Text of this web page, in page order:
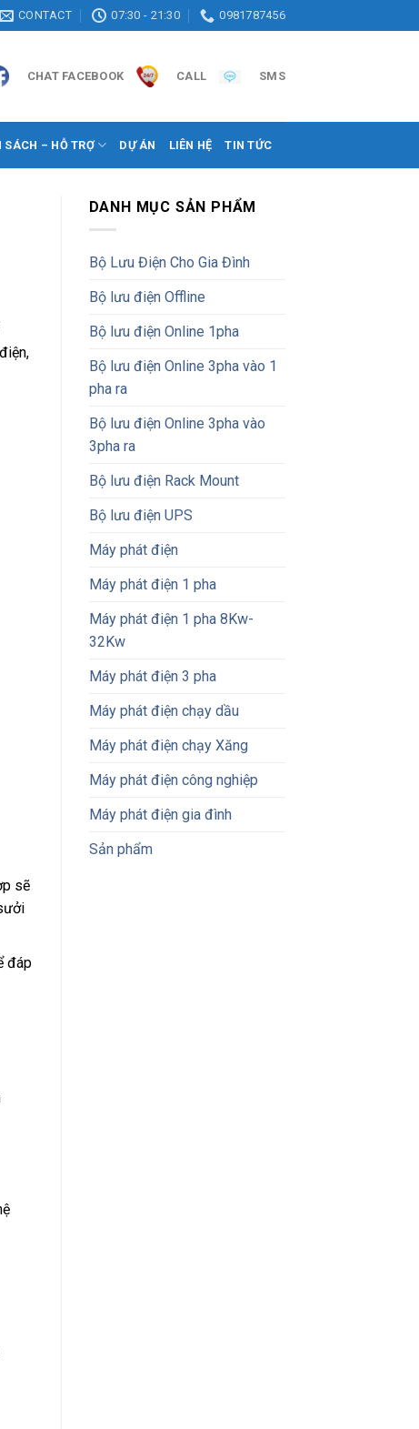
CONTACT 07:30 - 21:30 0981787456
CHAT FACEBOOK CALL SMS
SÁCH – HỖ TRỢ DỰ ÁN LIÊN HỆ TIN TỨC
sẽ
đáp
DANH MỤC SẢN PHẨM
Bộ Lưu Điện Cho Gia Đình
Bộ lưu điện Offline
Bộ lưu điện Online 1pha
Bộ lưu điện Online 3pha vào 1
pha ra
Bộ lưu điện Online 3pha vào
3pha ra
Bộ lưu điện Rack Mount
Bộ lưu điện UPS
Máy phát điện
Máy phát điện 1 pha
Máy phát điện 1 pha 8Kw-
32Kw
Máy phát điện 3 pha
Máy phát điện chạy dầu
Máy phát điện chạy Xăng
Máy phát điện công nghiệp
Máy phát điện gia đình
Sản phẩm